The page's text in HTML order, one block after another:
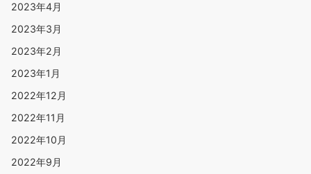
2023年4月
2023年3月
2023年2月
2023年1月
2022年12月
2022年11月
2022年10月
2022年9月